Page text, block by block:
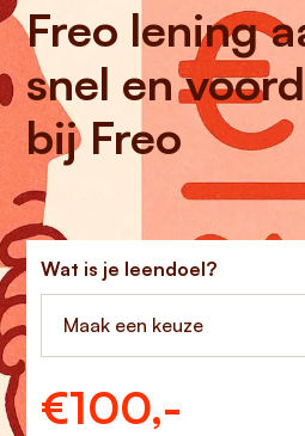
Freo lening
snel en
bij Freo
Wat is je leendoel?
Maak een keuze
€100,-
Hoeveel wilt u lenen?